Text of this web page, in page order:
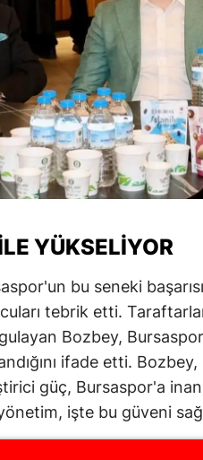
YÜKSELIYOR
bu seneki
tebrik etti.
Bozbey,
ifade etti. Bozbey,
güç, Bursaspor'a
işte bu güveni